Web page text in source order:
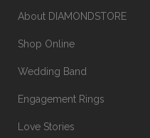
About DIAMONDSTORE
Shop Online
Wedding Band
Engagement Rings
Love Stories